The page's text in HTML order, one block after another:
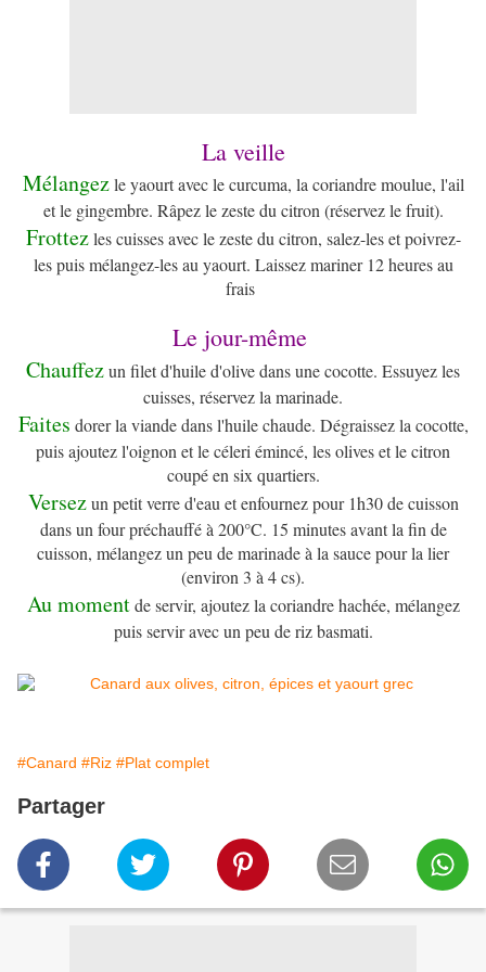
La veille
Mélangezle yaourt avec le curcuma, la coriandre moulue, l'ail
et le gingembre. Râpez le zeste du citron (réservez le fruit).
Frottezles cuisses avec le zeste du citron, salez-les et poivrez-
les puis mélangez-les au yaourt. Laissez mariner 12 heures au
frais
Le jour-même
Chauffezun filet d'huile d'olive dans une cocotte. Essuyez les
cuisses, réservez la marinade.
Faites dorer la viande dans l'huile chaude. Dégraissez la cocotte,
puis ajoutez l'oignon et le céleri émincé, les olives et le citron
coupé en six quartiers.
Versezun petit verre d'eau et enfournez pour 1h30 de cuisson
dans un four préchauffé à 200°C. 15 minutes avant la fin de
cuisson, mélangez un peu de marinade à la sauce pour la lier
(environ 3 à 4 cs).
Au momentde servir, ajoutez la coriandre hachée, mélangez
puis servir avec un peu de riz basmati.
#Canard #Riz #Plat complet
Partager